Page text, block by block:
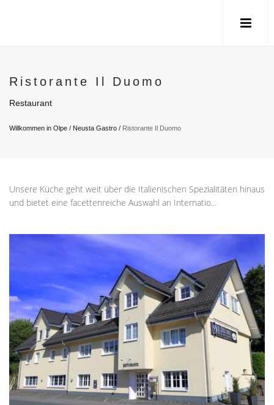
Ristorante Il Duomo
Restaurant
Willkommen in Olpe / Neusta Gastro / Ristorante Il Duomo
Unsere Küche geht weit über die Italienischen Spezialitäten hinaus
und bietet eine facettenreiche Auswahl an Internatio...